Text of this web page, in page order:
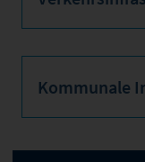
Kommunale